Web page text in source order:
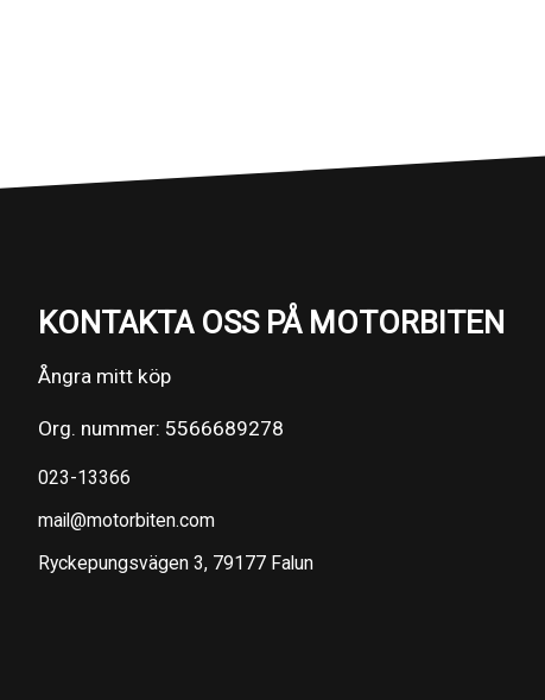
KONTAKTA OSS PÅ MOTORBITEN
Ångra mitt köp
Org. nummer: 5566689278
023-13366
mail@motorbiten.com
Ryckepungsvägen 3, 79177 Falun